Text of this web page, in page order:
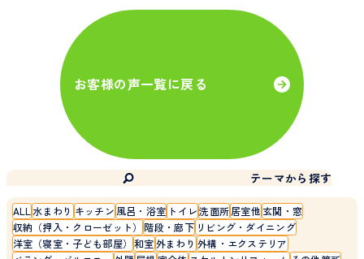
お客様の声一覧に戻る
テーマから探す
ALL水まわり キッチン風呂・浴室 トイレ洗面所居室他玄関・窓
収納（押入・クローゼット）階段・廊下リビング・ダイニング
洋室（寝室・子ども部屋）和室外まわり 外構・エクステリア